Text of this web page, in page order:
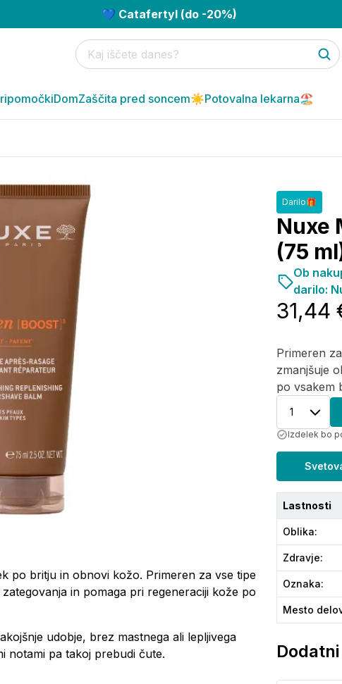
💙 Catafertyl (do -20%)
DomZaščita pred soncem☀️Potovalna lekarna🏖️
po britju in obnovi kožo. Primeren za vse tipe
in pomaga pri regeneraciji kože po
udobje, brez mastnega ali lepljivega
notami pa takoj prebudi čute.
Darilo🎁
Nuxe
(75
Primeren
zmanjšuje
po vsakem
31,44
Ob
darilo:
1
Izdelek bo
Lastnosti
Oblika:
Zdravje:
Oznaka:
Mesto